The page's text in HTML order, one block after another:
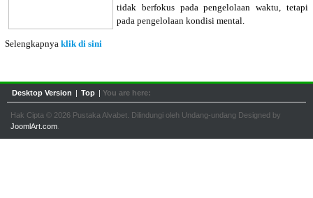
tidak berfokus pada pengelolaan waktu, tetapi
pada pengelolaan kondisi mental.
Selengkapnya klik di sini
Desktop Version | Top | You are here:
Hak Cipta © 2026 Pustaka Alvabet. Dilindungi oleh Undang-undang Designed by
JoomlArt.com